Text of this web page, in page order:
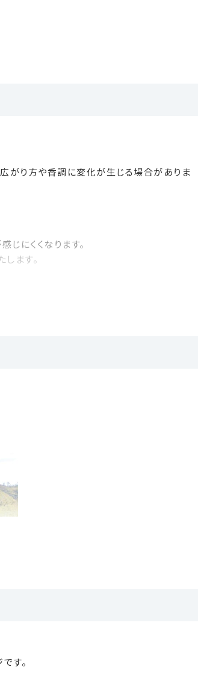
広がり方や香調に変化が生じる場合がありま
じにくくなります。
ます。
下さい。
て下さい。
の届かない場所で使用・保管して下さい。
液を飲み込んだ場合は、吐かせず、口をす
す。